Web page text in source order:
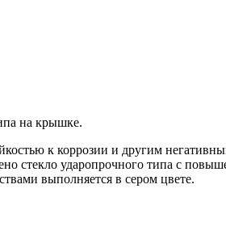
на крышке.
к коррозии и другим
стекло ударопрочного типа с
выполняется в сером цвете.